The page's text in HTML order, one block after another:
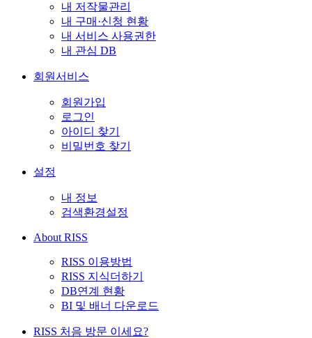
내 저작물관리
내 구매·신청 현황
내 서비스 사용권한
내 관심 DB
회원서비스
회원가입
로그인
아이디 찾기
비밀번호 찾기
설정
내 정보
검색환경설정
About RISS
RISS 이용방법
RISS 지식더하기
DB연계 현황
BI 및 배너 다운로드
RISS 처음 방문 이세요?